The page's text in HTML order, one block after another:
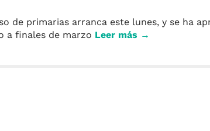
de primarias arranca este lunes, y se ha
a finales de marzo Leer más →